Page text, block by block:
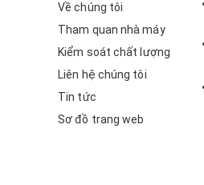
Về chúng tôi
Tham quan nhà máy
Kiểm soát chất lượng
Liên hệ chúng tôi
Tin tức
Sơ đồ trang web